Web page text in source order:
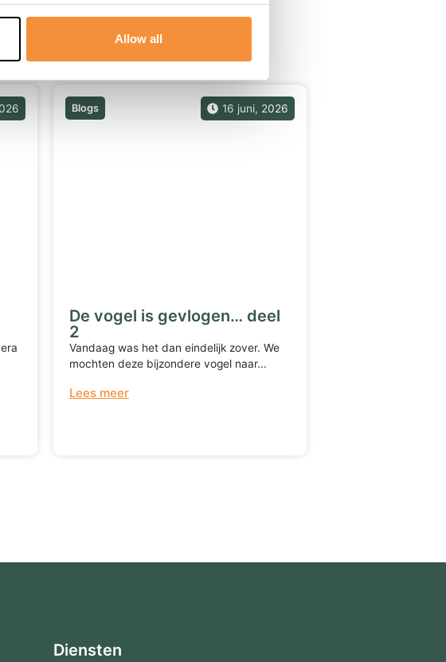
Allow all
16 juni, 2026
Blogs
De vogel is gevlogen… deel
2
Vandaag was het dan eindelijk zover. We
mochten deze bijzondere vogel naar...
Lees meer
Diensten